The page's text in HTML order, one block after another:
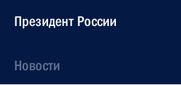
Президент России
Новости